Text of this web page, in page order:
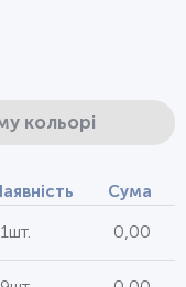
кольорі
Сума
0,00